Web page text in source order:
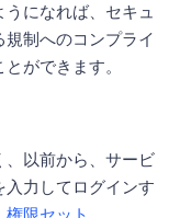
になれば、セキュ
規制へのコンプライ
ができます。
、以前から、サービ
入力してログインす